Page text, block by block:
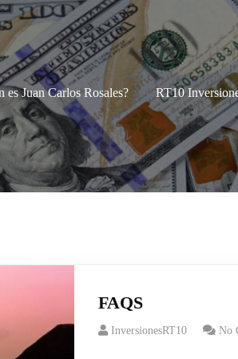
es Juan Carlos Rosales? RT10
FAQS
InversionesRT10 No